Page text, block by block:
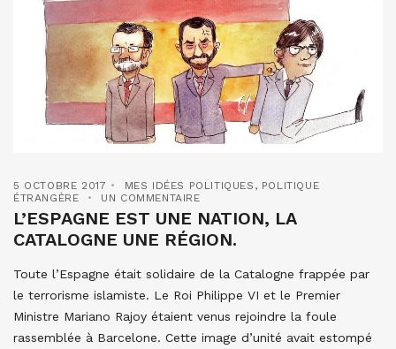
5 OCTOBRE 2017 MES IDÉES POLITIQUES , POLITIQUE
ÉTRANGÈRE
UN COMMENTAIRE
L’ESPAGNE EST UNE NATION, LA
CATALOGNE UNE RÉGION.
Toute l’Espagne était solidaire de la Catalogne frappée par
le terrorisme islamiste. Le Roi Philippe VI et le Premier
Ministre Mariano Rajoy étaient venus rejoindre la foule
rassemblée à Barcelone. Cette image d’unité avait estompé